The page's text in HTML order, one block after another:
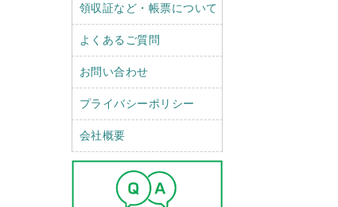
領収証など・帳票について
よくあるご質問
お問い合わせ
プライバシーポリシー
会社概要